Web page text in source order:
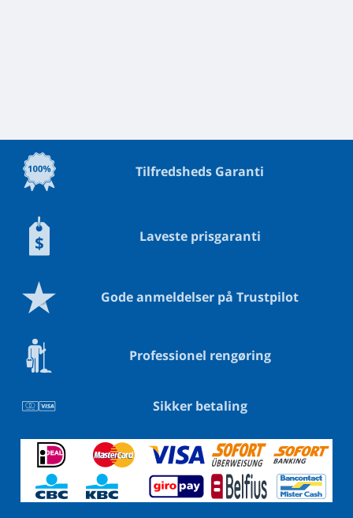
Tilfredsheds Garanti
Laveste prisgaranti
Gode anmeldelser på Trustpilot
Professionel rengøring
Sikker betaling